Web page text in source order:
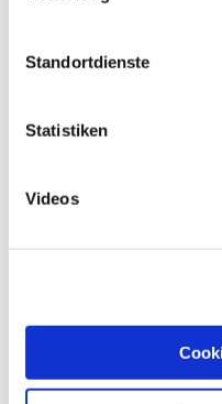
Standortdienste
Statistiken
Videos
Erkrankung
Pentosanpolysulfat
hier die häufig
weshalb das